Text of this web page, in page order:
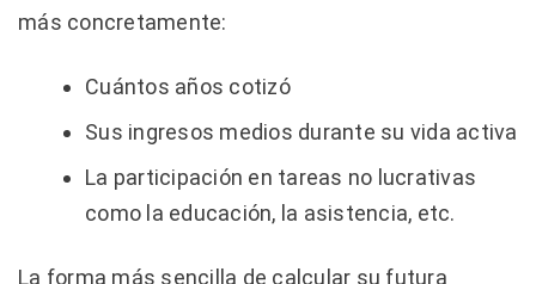
más concretamente:
Cuántos años cotizó
Sus ingresos medios durante su vida activa
La participación en tareas no lucrativas
como la educación, la asistencia, etc.
La forma más sencilla de calcular su futura